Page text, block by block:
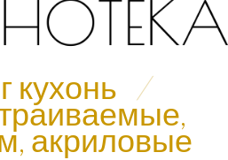
кухонь /
акриловые